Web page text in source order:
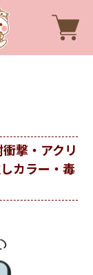
撃・アクリ
カラー・毒